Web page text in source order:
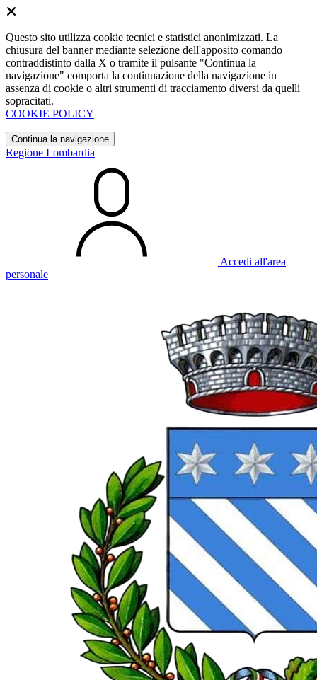
Questo sito utilizza cookie tecnici e statistici anonimizzati. La
chiusura del banner mediante selezione dell'apposito comando
contraddistinto dalla X o tramite il pulsante "Continua la
navigazione" comporta la continuazione della navigazione in
assenza di cookie o altri strumenti di tracciamento diversi da quelli
sopracitati.
COOKIE POLICY
Continua la navigazione
Regione Lombardia
Accedi all'area
personale